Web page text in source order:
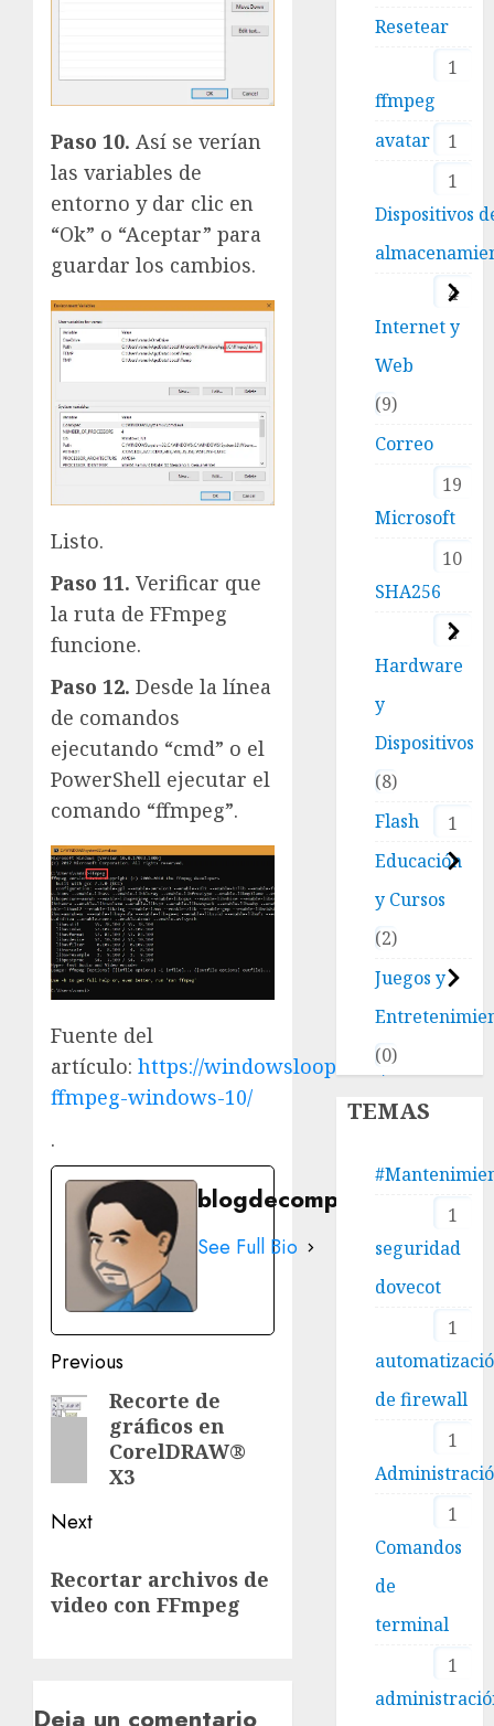
Paso 10. Así se verían
las variables de
entorno y dar clic en
“Ok” o “Aceptar” para
guardar los cambios.
Listo.
Paso 11. Verificar que
la ruta de FFmpeg
funcione.
Paso 12. Desde la línea
de comandos
ejecutando “cmd” o el
PowerShell ejecutar el
comando “ffmpeg”.
Fuente del
artículo: https://windowsloop.com/install-
ffmpeg-windows-10/
.
blogdecomputo.com
See Full Bio
Post
navigation
Previous
PreviousRecorte de
gráficos en
CorelDRAW®
X3
Next
post:
Recortar archivos de
video con FFmpeg
Deja un comentario
Resetear
1
ffmpeg
1
avatar
1
Dispositivos
4
Internet y
Web
9
Correo
19
Microsoft
10
SHA256
2
Hardware
y
Dispositivos
8
Flash
1
Educación
y Cursos
2
Juegos y
0
TEMAS
1
seguridad
dovecot
1
de firewall
1
1
Comandos
de
terminal
1